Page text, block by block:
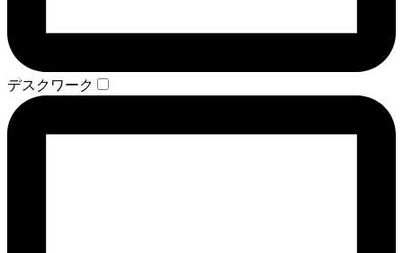
デスクワーク